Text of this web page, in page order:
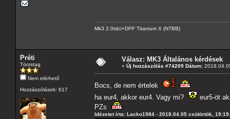
Mk3 2.0tdci+DPF Titanium X (N7BB)
Préti
Törzstag
Nem elérhető
Hozzászólások: 617
Válasz: MK3 Általános kérdések
« Új hozzászólás #74209 Dátum:
Bocs, de nem értelek
ha eur4, akkor eur4. Vagy mi?
eur5-öt
PZs
Idézetet írta: Lacko1984 - 2018.04.05 csütörtök,